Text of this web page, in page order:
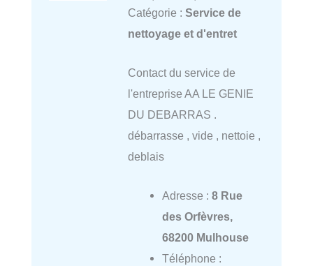
Catégorie : Service de
nettoyage et d'entret
Contact du service de
l'entreprise AA LE GENIE
DU DEBARRAS .
débarrasse , vide , nettoie ,
deblais
Adresse : 8 Rue
des Orfèvres,
68200 Mulhouse
Téléphone :